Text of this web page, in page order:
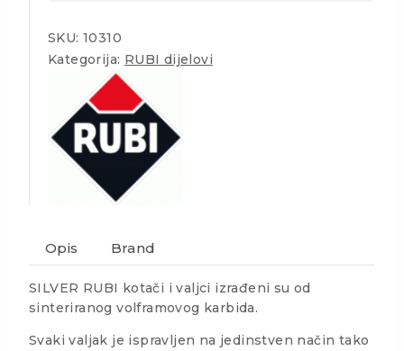
SKU: 10310
Kategorija: RUBI dijelovi
Opis Brand
SILVER RUBI kotači i valjci izrađeni su od
sinteriranog volframovog karbida.
Svaki valjak je ispravljen na jedinstven način tako